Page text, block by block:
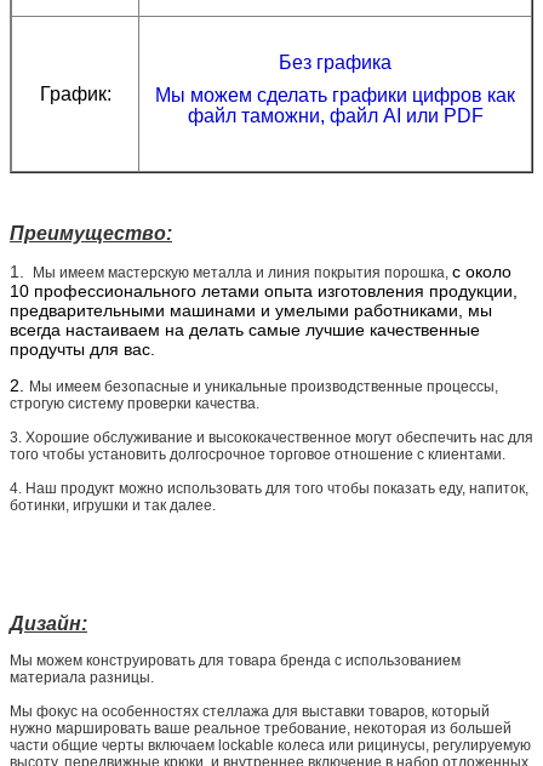
График:
Без графика
Мы можем сделать графики цифров как
файл таможни, файл AI или PDF
Преимущество:
1. Мы имеем мастерскую металла и линия покрытия порошка, с около
10 профессионального летами опыта изготовления продукции,
предварительными машинами и умелыми работниками, мы
всегда настаиваем на делать самые лучшие качественные
продучты для вас.
2.
Мы имеем безопасные и уникальные производственные процессы,
строгую систему проверки качества.
3. Хорошие обслуживание и высококачественное могут обеспечить нас для
того чтобы установить долгосрочное торговое отношение с клиентами.
4. Наш продукт можно использовать для того чтобы показать еду, напиток,
ботинки, игрушки и так далее.
Дизайн:
Мы можем конструировать для товара бренда с использованием
материала разницы.
Мы фокус на особенностях стеллажа для выставки товаров, который
нужно маршировать ваше реальное требование, некоторая из большей
части общие черты включаем lockable колеса или рицинусы, регулируемую
высоту, передвижные крюки, и внутреннее включение в набор отложенных